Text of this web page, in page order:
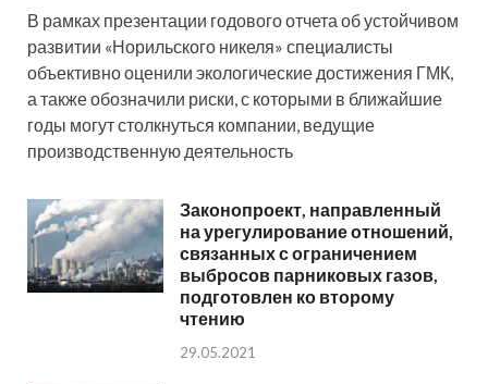
В рамках презентации годового отчета об устойчивом
развитии «Норильского никеля» специалисты
объективно оценили экологические достижения ГМК,
а также обозначили риски, с которыми в ближайшие
годы могут столкнуться компании, ведущие
производственную деятельность
Законопроект, направленный
на урегулирование отношений,
связанных с ограничением
выбросов парниковых газов,
подготовлен ко второму
чтению
29.05.2021